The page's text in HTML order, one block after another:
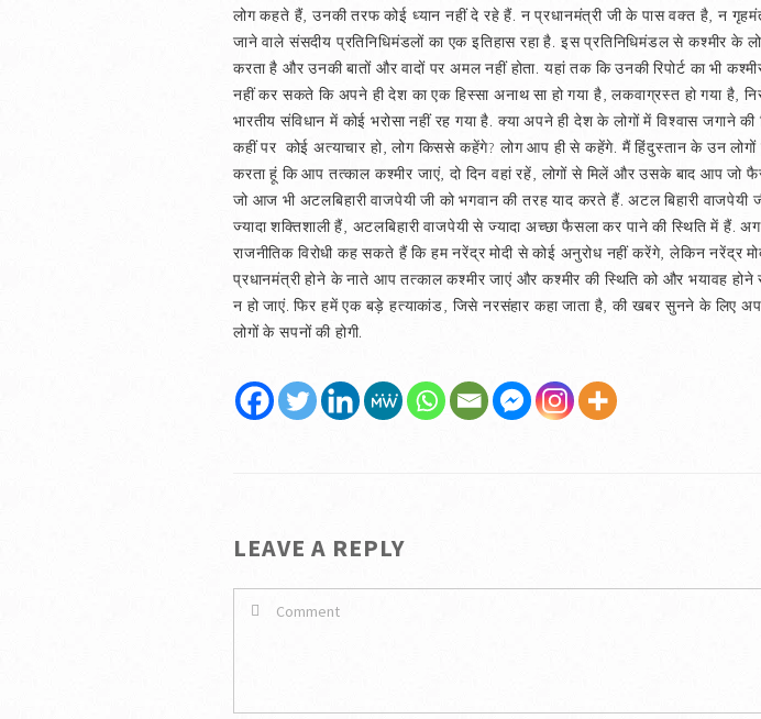
लोग कहते हैं, उनकी तरफ कोई ध्यान नहीं दे रहे हैं. न प्रधानमंत्री जी के पास वक्त है, न
जाने वाले संसदीय प्रतिनिधिमंडलों का एक इतिहास रहा है. इस प्रतिनिधिमंडल से कश्मीर के
करता है और उनकी बातों और वादों पर अमल नहीं होता. यहां तक कि उनकी रिपोर्ट का भी
नहीं कर सकते कि अपने ही देश का एक हिस्सा अनाथ सा हो गया है, लकवाग्रस्त हो गया है,
भारतीय संविधान में कोई भरोसा नहीं रह गया है. क्या अपने ही देश के लोगों में विश्‍वास जगाने
कहीं पर कोई अत्याचार हो, लोग किससे कहेंगे? लोग आप ही से कहेंगे. मैं हिंदुस्तान के उन
करता हूं कि आप तत्काल कश्मीर जाएं, दो दिन वहां रहें, लोगों से मिलें और उसके बाद आप जो
जो आज भी अटलबिहारी वाजपेयी जी को भगवान की तरह याद करते हैं. अटल बिहारी
ज्यादा शक्तिशाली हैं, अटलबिहारी वाजपेयी से ज्यादा अच्छा फैसला कर पाने की स्थिति में
राजनीतिक विरोधी कह सकते हैं कि हम नरेंद्र मोदी से कोई अनुरोध नहीं करेंगे, लेकिन
प्रधानमंत्री होने के नाते आप तत्काल कश्मीर जाएं और कश्मीर की स्थिति को और भयावह
न हो जाएं. फिर हमें एक बड़े हत्याकांड, जिसे नरसंहार कहा जाता है, की खबर सुनने के लिए
लोगों के सपनों की होगी.
LEAVE A REPLY